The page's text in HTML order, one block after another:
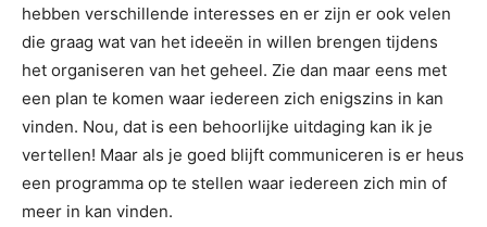
hebben verschillende interesses en er zijn er ook velen
die graag wat van het ideeën in willen brengen tijdens
het organiseren van het geheel. Zie dan maar eens met
een plan te komen waar iedereen zich enigszins in kan
vinden. Nou, dat is een behoorlijke uitdaging kan ik je
vertellen! Maar als je goed blijft communiceren is er heus
een programma op te stellen waar iedereen zich min of
meer in kan vinden.